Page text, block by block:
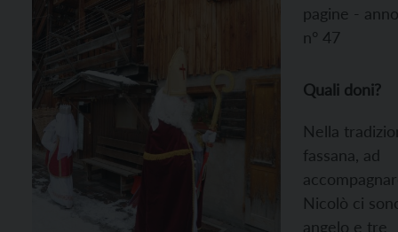
pagine -
n° 47
Quali doni?
Nella
fassana, ad
Nicolò ci
angelo e tre